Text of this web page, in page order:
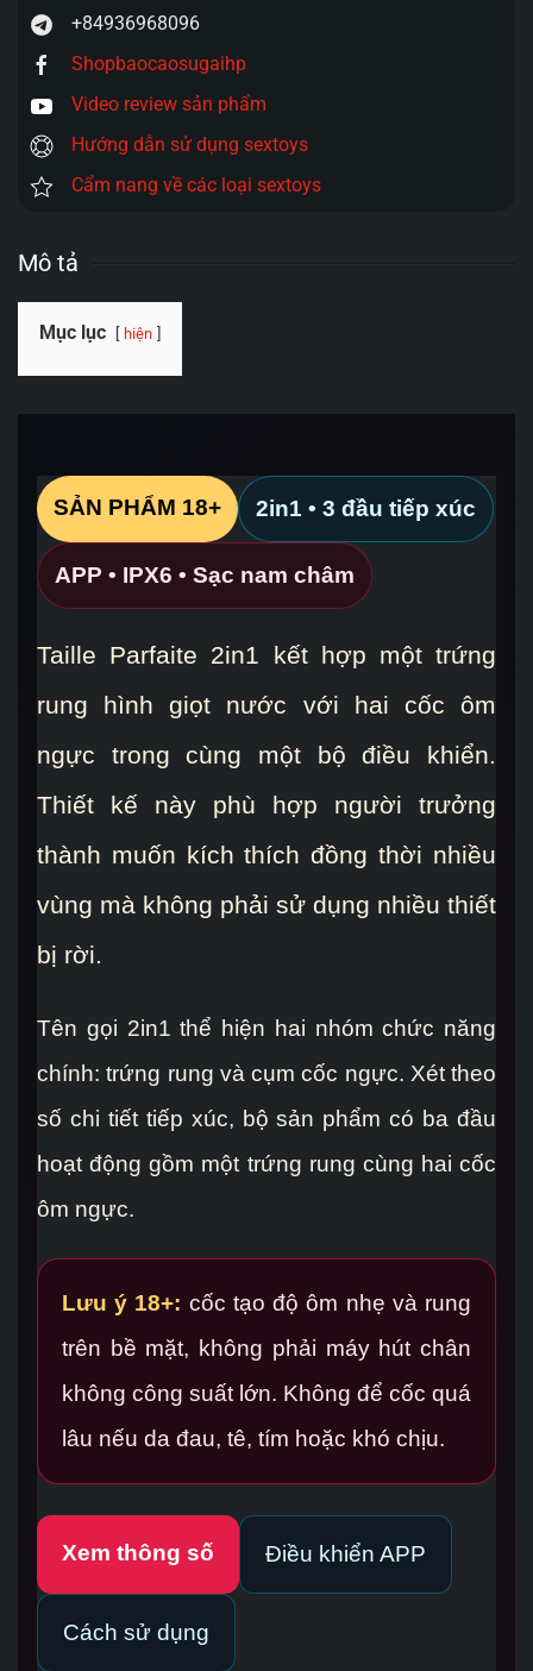
+84936968096
Shopbaocaosugaihp
Video review sản phẩm
Hướng dẫn sử dụng sextoys
Cẩm nang về các loại sextoys
Mô tả
Mục lục hiện
SẢN PHẨM 18+ 2in1 • 3 đầu tiếp xúc
APP • IPX6 • Sạc nam châm
Taille Parfaite 2in1 kết hợp một trứng
rung hình giọt nước với hai cốc ôm
ngực trong cùng một bộ điều khiển.
Thiết kế này phù hợp người trưởng
thành muốn kích thích đồng thời nhiều
vùng mà không phải sử dụng nhiều thiết
bị rời.
Tên gọi 2in1 thể hiện hai nhóm chức năng
chính: trứng rung và cụm cốc ngực. Xét theo
số chi tiết tiếp xúc, bộ sản phẩm có ba đầu
hoạt động gồm một trứng rung cùng hai cốc
ôm ngực.
Lưu ý 18+: cốc tạo độ ôm nhẹ và rung
trên bề mặt, không phải máy hút chân
không công suất lớn. Không để cốc quá
lâu nếu da đau, tê, tím hoặc khó chịu.
Xem thông số Điều khiển APP
Cách sử dụng